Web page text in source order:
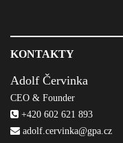
KONTAKTY
Adolf Červinka
CEO & Founder
+420 602 621 893
adolf.cervinka@gpa.cz